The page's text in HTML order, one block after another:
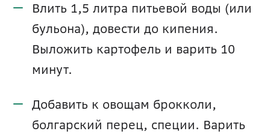
Влить 1,5 литра питьевой воды (или
бульона), довести до кипения.
Выложить картофель и варить 10
минут.
Добавить к овощам брокколи,
болгарский перец, специи. Варить